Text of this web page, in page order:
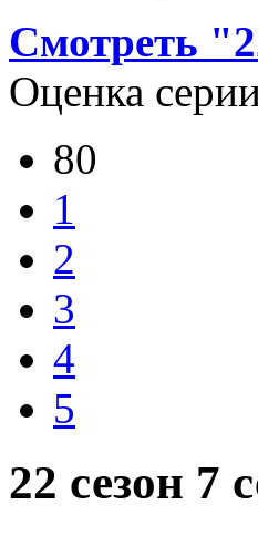
Смотреть
Оценка
80
1
2
3
4
5
22 сезон 7